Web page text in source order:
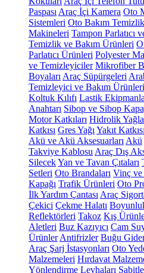
Paspası Araç İçi Kamera Oto
Sistemleri Oto Bakım
Makineleri Tampon Parlatıcı
Temizlik ve Bakım Ürünleri
Parlatıcı Ürünleri Polyester
ve Temizleyiciler Mikrofiber
Boyaları Araç Süpürgeleri
Temizleyici ve Bakım Ürünleri
Koltuk Kılıfı Lastik
Anahtarı Sibop ve Sibop
Motor Katkıları Hidrolik
Katkısı Gres Yağı Yakıt Katkısı
Akü ve Akü Aksesuarları Akü
Takviye Kablosu Araç Dış
SilecekYan ve Tavan Çıtaları
Setleri Oto Brandaları Vinç ve
Kapağı Trafik Ürünleri Oto
İlk Yardım Çantası Araç
Çekici Çekme Halatı
Reflektörleri Takoz Kış
Aletleri Buz Kazıyıcı Cam
Ürünler Antifrizler Buğu
Araç Şarj İstasyonları Oto
Malzemeleri Hırdavat
Yönlendirme Levhaları